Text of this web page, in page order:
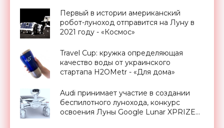
Первый в истории американский
робот-луноход отправится на Луну в
2021 году - «Космос»
Travel Cup: кружка определяющая
качество воды от украинского
стартапа H2OMetr - «Для дома»
Audi принимает участие в создании
беспилотного лунохода, конкурс
освоения Луны Google Lunar XPRIZE